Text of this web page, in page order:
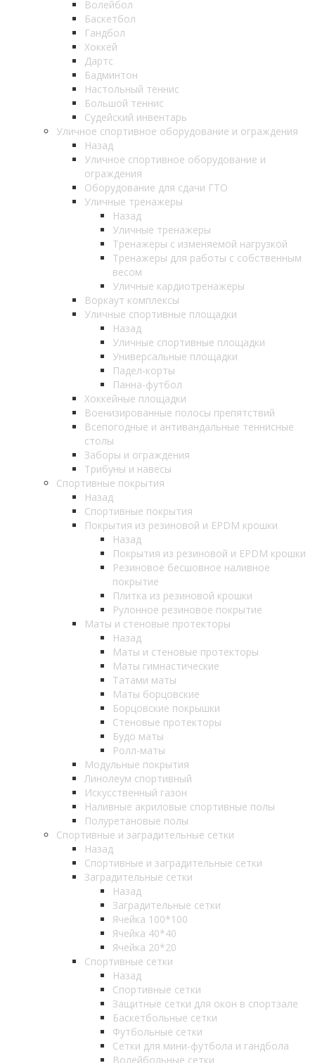
Волейбол
Баскетбол
Гандбол
Хоккей
Дартс
Бадминтон
Настольный теннис
Большой теннис
Судейский инвентарь
Уличное спортивное оборудование и ограждения
Назад
Уличное спортивное оборудование и
ограждения
Оборудование для сдачи ГТО
Уличные тренажеры
Назад
Уличные тренажеры
Тренажеры с изменяемой нагрузкой
Тренажеры для работы с собственным
весом
Уличные кардиотренажеры
Воркаут комплексы
Уличные спортивные площадки
Назад
Уличные спортивные площадки
Универсальные площадки
Падел-корты
Панна-футбол
Хоккейные площадки
Военизированные полосы препятствий
Всепогодные и антивандальные теннисные
столы
Заборы и ограждения
Трибуны и навесы
Спортивные покрытия
Назад
Спортивные покрытия
Покрытия из резиновой и EPDM крошки
Назад
Покрытия из резиновой и EPDM крошки
Резиновое бесшовное наливное
покрытие
Плитка из резиновой крошки
Рулонное резиновое покрытие
Маты и стеновые протекторы
Назад
Маты и стеновые протекторы
Маты гимнастические
Татами маты
Маты борцовские
Борцовские покрышки
Стеновые протекторы
Будо маты
Ролл-маты
Модульные покрытия
Линолеум спортивный
Искусственный газон
Наливные акриловые спортивные полы
Полуретановые полы
Спортивные и заградительные сетки
Назад
Спортивные и заградительные сетки
Заградительные сетки
Назад
Заградительные сетки
Ячейка 100*100
Ячейка 40*40
Ячейка 20*20
Спортивные сетки
Назад
Спортивные сетки
Защитные сетки для окон в спортзале
Баскетбольные сетки
Футбольные сетки
Сетки для мини-футбола и гандбола
Волейбольные сетки